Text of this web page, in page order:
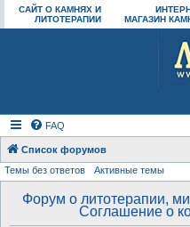
САЙТ О КАМНЯХ И
ЛИТОТЕРАПИИ
МАГАЗИН
FAQ
Список форумов
Темы без ответов Активные темы
Форум о литотерапии,
Соглашение о